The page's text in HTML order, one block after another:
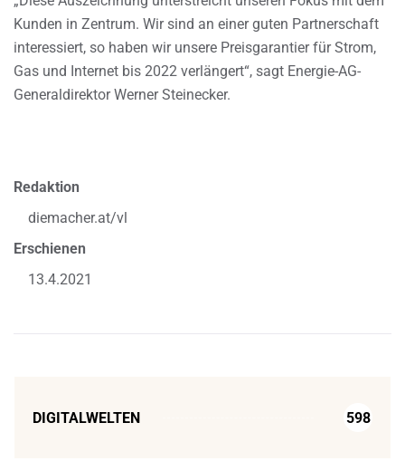
Kunden in Zentrum. Wir sind an einer guten Partnerschaft
interessiert, so haben wir unsere Preisgarantier für Strom,
Gas und Internet bis 2022 verlängert“, sagt Energie-AG-
Generaldirektor Werner Steinecker.
Redaktion
diemacher.at/vl
Erschienen
13.4.2021
DIGITALWELTEN 598